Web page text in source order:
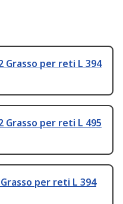
Grasso per reti L 394
Grasso per reti L 495
per reti L 394